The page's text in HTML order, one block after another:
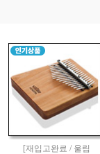
[재입고완료 / 울림